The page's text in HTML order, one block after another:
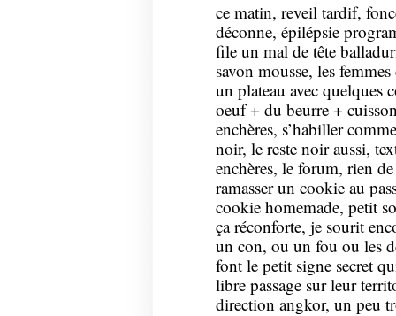
ce matin, reveil tardif,
déconne, épilépsie
file un mal de tête
savon mousse, les
un plateau avec quelques
oeuf + du beurre +
enchères, s’habiller
noir, le reste noir aussi,
enchères, le forum, rien
ramasser un cookie au
cookie homemade, petit
ça réconforte, je sourit
un con, ou un fou ou les
font le petit signe secret
libre passage sur leur
direction angkor, un peu